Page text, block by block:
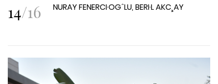
14/16 NURAY FENERCI·OGˆLU, BERI·L AKC¸AY